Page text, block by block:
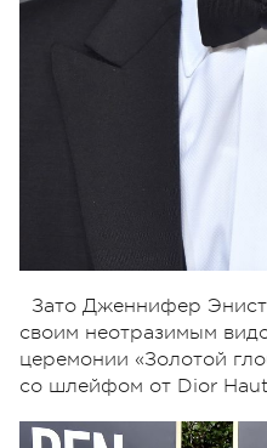
Зато Дженнифер
своим неотразимым
церемонии «Золотой
со шлейфом от Dior